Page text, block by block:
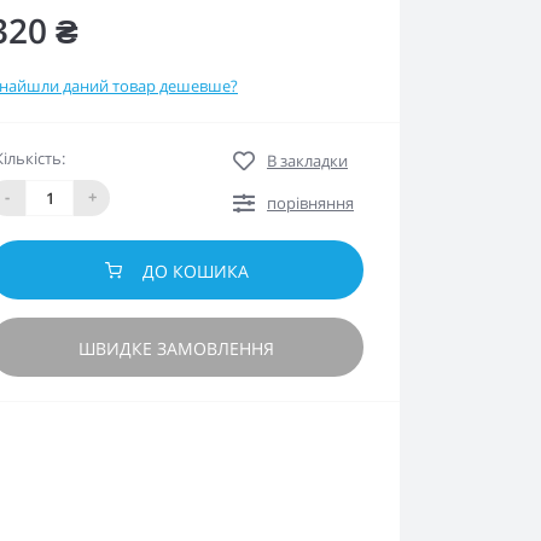
₴
даний товар дешевше?
-
+
В закладки
порівняння
ДО КОШИКА
ШВИДКЕ ЗАМОВЛЕННЯ